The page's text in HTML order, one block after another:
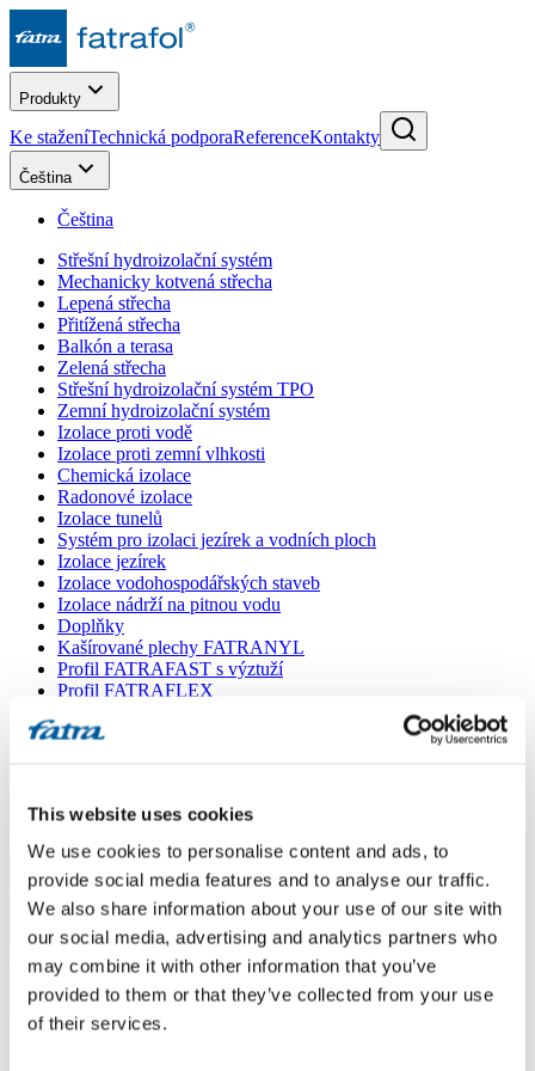
This website uses cookies
We use cookies to personalise content and ads, to
provide social media features and to analyse our traffic.
We also share information about your use of our site with
our social media, advertising and analytics partners who
may combine it with other information that you’ve
provided to them or that they’ve collected from your use
of their services.
Produkty
Ke staženíTechnická podporaReferenceKontakty
Čeština
Čeština
Střešní hydroizolační systém
Mechanicky kotvená střecha
Lepená střecha
Přitížená střecha
Balkón a terasa
Zelená střecha
Střešní hydroizolační systém TPO
Zemní hydroizolační systém
Izolace proti vodě
Izolace proti zemní vlhkosti
Chemická izolace
Radonové izolace
Izolace tunelů
Systém pro izolaci jezírek a vodních ploch
Izolace jezírek
Izolace vodohospodářských staveb
Izolace nádrží na pitnou vodu
Doplňky
Kašírované plechy FATRANYL
Profil FATRAFAST s výztuží
Profil FATRAFLEX
Parozábrana a tepelná izolace
VŠECHNY PRODUKTY
Menu
Menu
Domů/
Poradna
Geotextilie